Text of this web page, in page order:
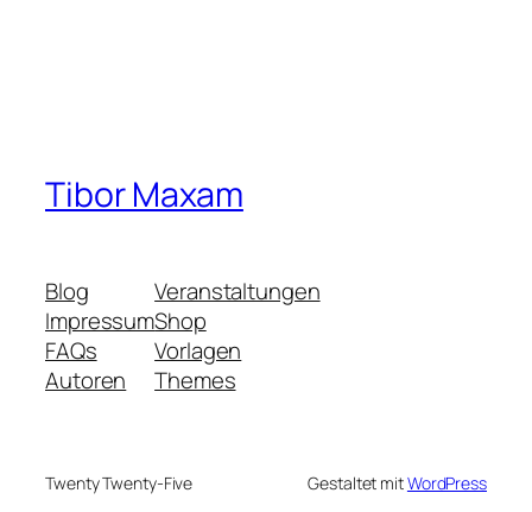
Tibor Maxam
Blog
Impressum
FAQs
Autoren
Veranstaltungen
Shop
Vorlagen
Themes
Twenty Twenty-Five Gestaltet mitWordPress